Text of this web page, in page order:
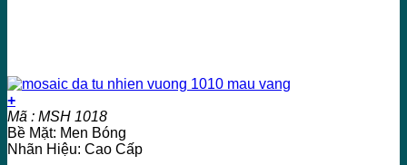
+
Mã : MSH 1018
Bề Mặt: Men Bóng
Nhãn Hiệu: Cao Cấp